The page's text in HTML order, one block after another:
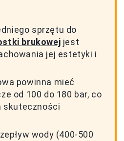
sprzętu do
brukowej jest
jej estetyki i
powinna mieć
od 100 do 180 bar, co
skuteczności
wody (400-500